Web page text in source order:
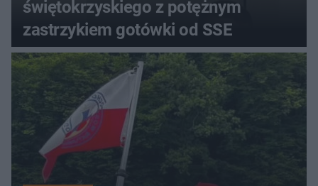
świętokrzyskiego z potężnym
zastrzykiem gotówki od SSE